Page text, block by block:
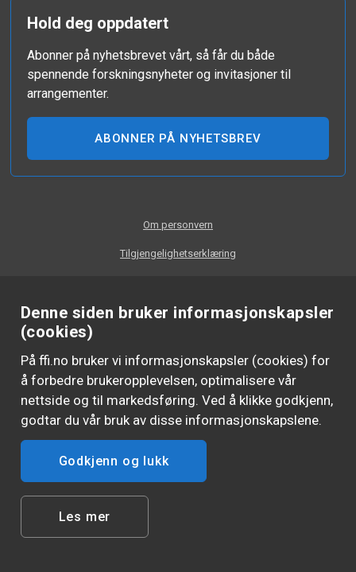
Denne siden bruker informasjonskapsler
(cookies)
På ffi.no bruker vi informasjonskapsler (cookies) for
å forbedre brukeropplevelsen, optimalisere vår
nettside og til markedsføring. Ved å klikke godkjenn,
godtar du vår bruk av disse informasjonskapslene.
Godkjenn og lukk
Les mer
Hold deg oppdatert
Abonner på nyhetsbrevet vårt, så får du både
spennende forskningsnyheter og invitasjoner til
arrangementer.
ABONNER PÅ NYHETSBREV
Om personvern
Tilgjengelighetserklæring
FØLG OSS